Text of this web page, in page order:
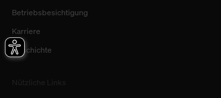
Betriebsbesichtigung
Karriere
Geschichte